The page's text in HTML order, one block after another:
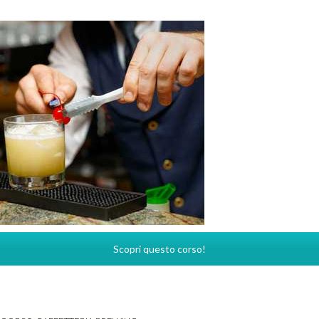
Scopri questo corso!